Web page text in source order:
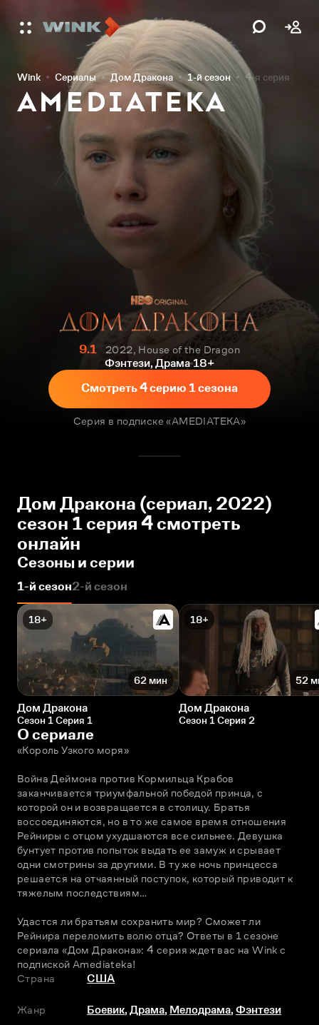
Wink Сериалы Дом Дракона 1-й сезон 4-я серия
9.1
2022, House of the Dragon
Фэнтези, Драма 18+
Смотреть 4 серию 1 сезона
Серия в подписке «AMEDIATEKA»
Дом Дракона (сериал, 2022)
сезон 1 серия 4 смотреть
онлайн
Сезоны и серии
1-й сезон2-й сезон
18+
62 мин
Дом Дракона
Сезон 1 Серия 1
18+
52
Дом Дракона
Сезон 1 Серия 2
О сериале
«Король Узкого моря»
Война Деймона против Кормильца Крабов
заканчивается триумфальной победой принца, с
которой он и возвращается в столицу. Братья
воссоединяются, но в то же самое время отношения
Рейниры с отцом ухудшаются все сильнее. Девушка
бунтует против попыток выдать ее замуж и срывает
одни смотрины за другими. В ту же ночь принцесса
решается на отчаянный поступок, который приводит к
тяжелым последствиям…
Удастся ли братьям сохранить мир? Сможет ли
Рейнира переломить волю отца? Ответы в 1 сезоне
сериала «Дом Дракона»: 4 серия ждет вас на Wink с
подпиской Amediateka!
Страна
США
Жанр Боевик,Драма, Мелодрама,Фэнтези